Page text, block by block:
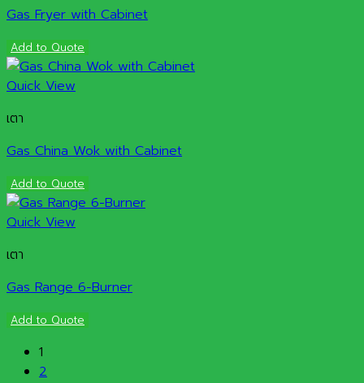
Gas Fryer with Cabinet
Add to Quote
Quick View
เตา
Gas China Wok with Cabinet
Add to Quote
Quick View
เตา
Gas Range 6-Burner
Add to Quote
1
2